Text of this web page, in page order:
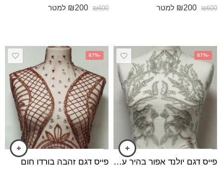
₪600
₪200 למטר ₪600
₪200 למטר
-67%
פייס דגם יולנד אפור בהיר עם חרוזים פודרה
-67%
פייס דגם זהבה בורדו חום